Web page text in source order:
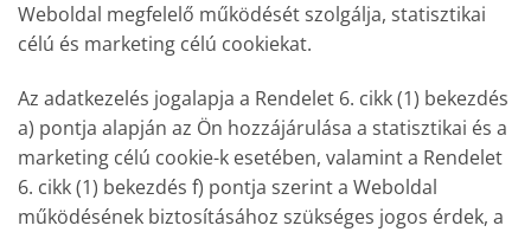
Weboldal megfelelő működését szolgálja, statisztikai
célú és marketing célú cookiekat.
Az adatkezelés jogalapja a Rendelet 6. cikk (1) bekezdés
a) pontja alapján az Ön hozzájárulása a statisztikai és a
marketing célú cookie-k esetében, valamint a Rendelet
6. cikk (1) bekezdés f) pontja szerint a Weboldal
működésének biztosításához szükséges jogos érdek, a